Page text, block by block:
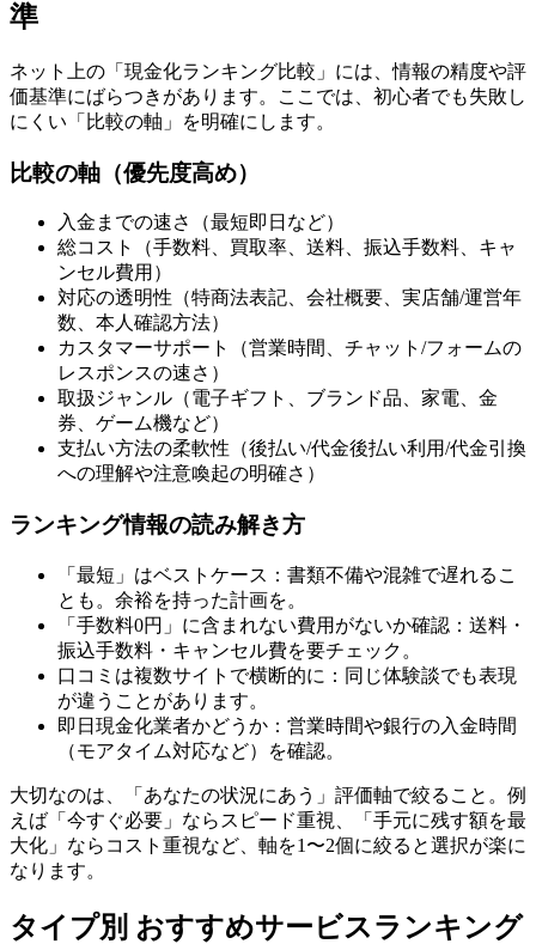
準
ネット上の「現金化ランキング比較」には、情報の精度や評
価基準にばらつきがあります。ここでは、初心者でも失敗し
にくい「比較の軸」を明確にします。
比較の軸（優先度高め）
入金までの速さ（最短即日など）
総コスト（手数料、買取率、送料、振込手数料、キャ
ンセル費用）
対応の透明性（特商法表記、会社概要、実店舗/運営年
数、本人確認方法）
カスタマーサポート（営業時間、チャット/フォームの
レスポンスの速さ）
取扱ジャンル（電子ギフト、ブランド品、家電、金
券、ゲーム機など）
支払い方法の柔軟性（後払い/代金後払い利用/代金引換
への理解や注意喚起の明確さ）
ランキング情報の読み解き方
「最短」はベストケース：書類不備や混雑で遅れるこ
とも。余裕を持った計画を。
「手数料0円」に含まれない費用がないか確認：送料・
振込手数料・キャンセル費を要チェック。
口コミは複数サイトで横断的に：同じ体験談でも表現
が違うことがあります。
即日現金化業者かどうか：営業時間や銀行の入金時間
（モアタイム対応など）を確認。
大切なのは、「あなたの状況にあう」評価軸で絞ること。例
えば「今すぐ必要」ならスピード重視、「手元に残す額を最
大化」ならコスト重視など、軸を1〜2個に絞ると選択が楽に
なります。
タイプ別 おすすめサービスランキング